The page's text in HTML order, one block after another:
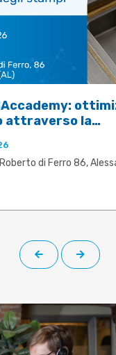
attraverso la
sottovuoto
di Ferro 86,